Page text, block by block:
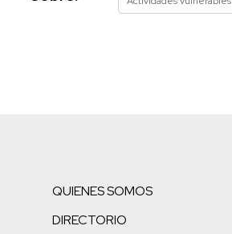
QUIENES SOMOS
DIRECTORIO